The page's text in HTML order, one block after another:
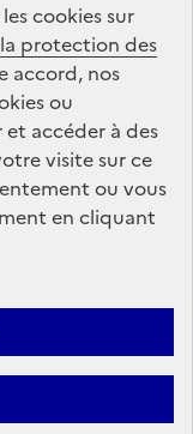
cookiessur
la protection des
accord, nos
ou
accéder à des
visite sur ce
ou vous
en cliquant
intégré à
leministère du
Mentions légales
Accessibilité : non